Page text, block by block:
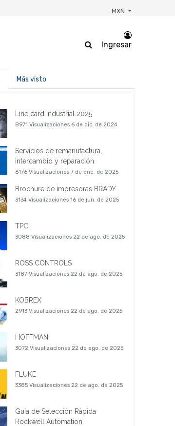
MXN
Ingresar
Más visto
Line card Industrial 2025
8971 Visualizaciones 6 de dic. de 2024
Servicios de remanufactura,
intercambio y reparación
6176 Visualizaciones 7 de ene. de 2025
Brochure de impresoras BRADY
3134 Visualizaciones 16 de jun. de 2025
TPC
3088 Visualizaciones 22 de ago. de 2025
ROSS CONTROLS
3187 Visualizaciones 22 de ago. de 2025
KOBREX
2913 Visualizaciones 22 de ago. de 2025
HOFFMAN
3072 Visualizaciones 22 de ago. de 2025
FLUKE
3385 Visualizaciones 22 de ago. de 2025
Guía de Selección Rápida
Rockwell Automation